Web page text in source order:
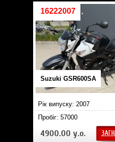
16222007
Suzuki GSR600SA
Рік випуску: 2007
Пробіг: 57000
4900.00 у.о.